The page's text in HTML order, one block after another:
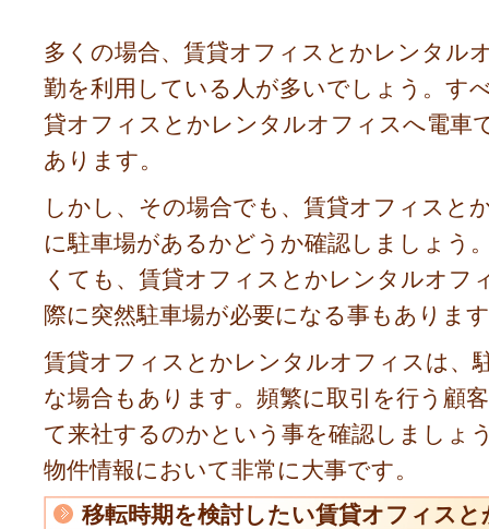
多くの場合、賃貸オフィスとかレンタル
勤を利用している人が多いでしょう。す
貸オフィスとかレンタルオフィスへ電車
あります。
しかし、その場合でも、賃貸オフィスと
に駐車場があるかどうか確認しましょう
くても、賃貸オフィスとかレンタルオフ
際に突然駐車場が必要になる事もありま
賃貸オフィスとかレンタルオフィスは、
な場合もあります。頻繁に取引を行う顧
て来社するのかという事を確認しましょ
物件情報において非常に大事です。
移転時期を検討したい賃貸オフィス